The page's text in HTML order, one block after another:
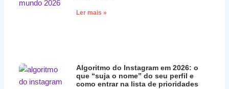
Ler mais »
Algoritmo do Instagram em 2026: o
que “suja o nome” do seu perfil e
como entrar na lista de prioridades